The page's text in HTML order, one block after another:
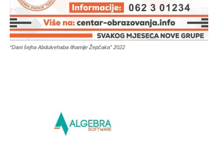
“Dani šejha Abdulvehaba Ilhamije Žepčaka” 2022